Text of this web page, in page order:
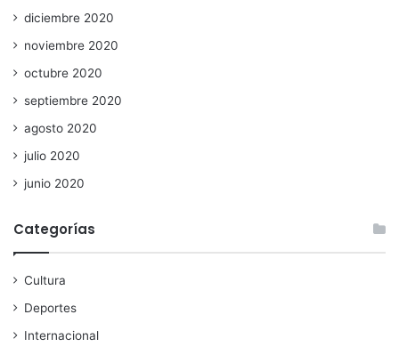
diciembre 2020
noviembre 2020
octubre 2020
septiembre 2020
agosto 2020
julio 2020
junio 2020
Categorías
Cultura
Deportes
Internacional